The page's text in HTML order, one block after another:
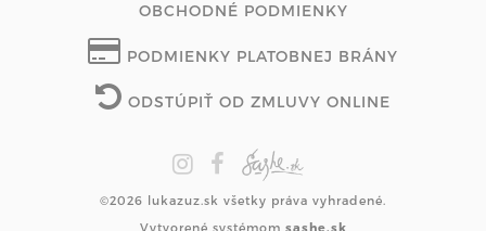
OBCHODNÉ PODMIENKY
PODMIENKY PLATOBNEJ BRÁNY
ODSTÚPIŤ OD ZMLUVY ONLINE
©2026 lukazuz.sk všetky práva vyhradené.
Vytvorené systémom sashe.sk